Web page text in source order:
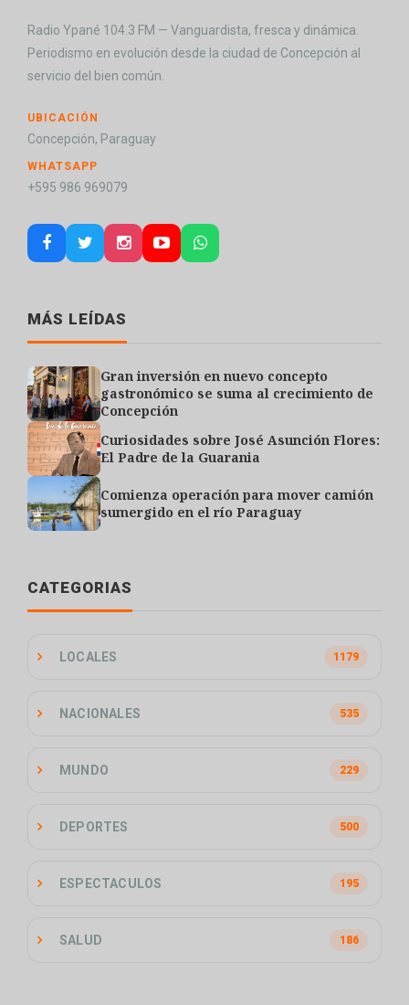
Radio Ypané 104.3 FM — Vanguardista, fresca y dinámica.
Periodismo en evolución desde la ciudad de Concepción al
servicio del bien común.
UBICACIÓN
Concepción, Paraguay
WHATSAPP
+595 986 969079
MÁS LEÍDAS
Gran inversión en nuevo concepto
gastronómico se suma al crecimiento de
Concepción
Curiosidades sobre José Asunción Flores:
El Padre de la Guarania
Comienza operación para mover camión
sumergido en el río Paraguay
CATEGORIAS
LOCALES 1179
NACIONALES 535
MUNDO 229
DEPORTES 500
ESPECTACULOS 195
SALUD 186